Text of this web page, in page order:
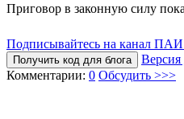
Приговор в законную силу
Подписывайтесь на канал
Получить код для блога
Версия
Комментарии: 0 Обсудить >>>